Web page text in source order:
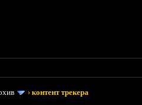
›контент трекера